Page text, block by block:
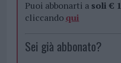
Puoi abbonarti a soli €
cliccando qui
Sei già abbonato?